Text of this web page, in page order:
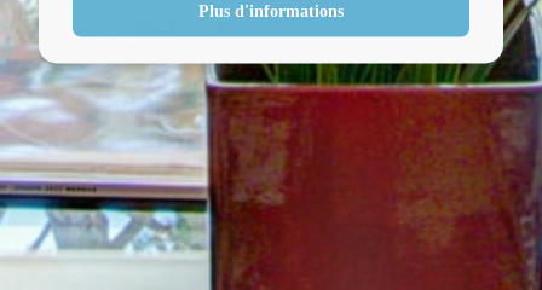
Plus d'informations